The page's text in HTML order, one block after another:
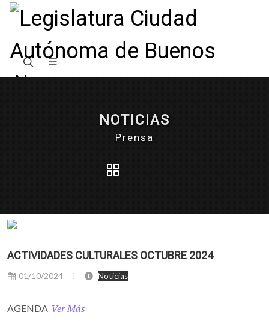
NOTICIAS
Prensa
ACTIVIDADES CULTURALES OCTUBRE 2024
01/10/2024 Noticias
AGENDA Ver Más